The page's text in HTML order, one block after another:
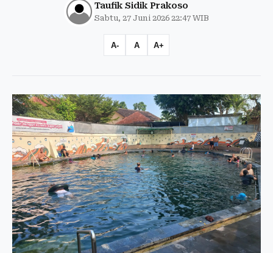
Taufik Sidik Prakoso
Sabtu, 27 Juni 2026 22:47 WIB
A- A A+